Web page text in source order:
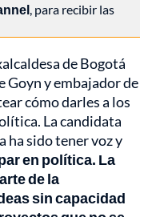
, para recibir las
de Bogotá
Goyn y embajador de
cómo darles a los
La candidata
ha sido tener voz y
en política. La
de la
sin capacidad